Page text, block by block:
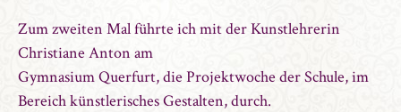
Zum zweiten Mal führte ich mit der Kunstlehrerin
Christiane Anton am
Gymnasium Querfurt, die Projektwoche der Schule, im
Bereich künstlerisches Gestalten, durch.